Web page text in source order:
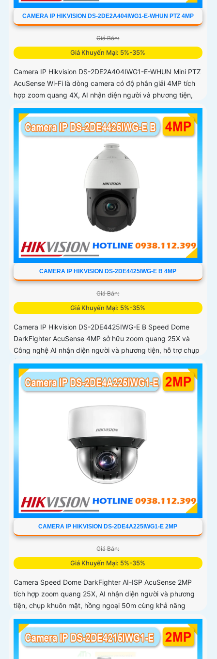
CAMERA IP HIKVISION DS-2DE2A404IWG1-E-WHUN PTZ 4MP
Giá Bán:
Giá Khuyến Mại: 5%-35%
Camera IP Hikvision DS-2DE2A404IWG1-E-WHUN Mini PTZ
AcuSense Wi-Fi là dòng camera có độ phân giải 4MP tích
hợp zoom quang 4X, AI nhận diện người và phương tiện,
đàm thoại hai chiều, hồng ngoại 20m cùng khả năng kết
nối không dây linh hoạt cho hệ thống giám sát hiện đại
CAMERA IP HIKVISION DS-2DE4425IWG-E B 4MP
Giá Bán:
Giá Khuyến Mại: 5%-35%
Camera IP Hikvision DS-2DE4425IWG-E B Speed Dome
DarkFighter AcuSense 4MP sở hữu zoom quang 25X và
Công nghệ AI nhận diện người và phương tiện, hỗ trợ chụp
ảnh khuôn mặt lên đến 5 khuôn mặt cùng 1 thời điểm
CAMERA IP HIKVISION DS-2DE4A225IWG1-E 2MP
Giá Bán:
Giá Khuyến Mại: 5%-35%
Camera Speed Dome DarkFighter AI-ISP AcuSense 2MP
tích hợp zoom quang 25X, AI nhận diện người và phương
tiện, chụp khuôn mặt, hồng ngoại 50m cùng khả năng
quan sát ban đêm vượt trội cho hệ thống giám sát chuyên
nghiệp